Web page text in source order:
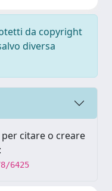
da copyright
diversa
citare o creare
6425